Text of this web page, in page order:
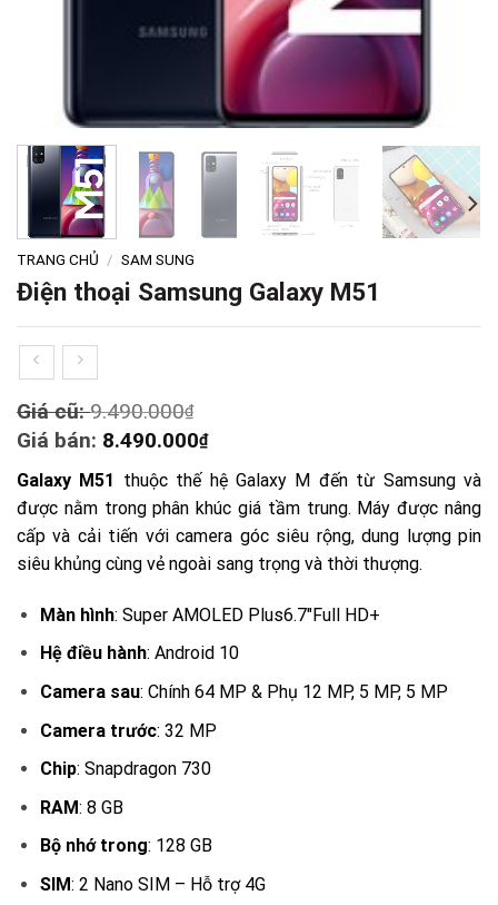
TRANG CHỦ / SAM SUNG
Điện thoại Samsung Galaxy M51
Giá cũ:9.490.000₫
price
was:
9.490.000₫.
Giá bán: 8.490.000₫Current
price
is:
8.490.000₫.
Galaxy M51 thuộc thế hệ Galaxy M đến từ Samsung và
được nằm trong phân khúc giá tầm trung. Máy được nâng
cấp và cải tiến với camera góc siêu rộng, dung lượng pin
siêu khủng cùng vẻ ngoài sang trọng và thời thượng.
Màn hình: Super AMOLED Plus6.7″Full HD+
Hệ điều hành: Android 10
Camera sau: Chính 64 MP & Phụ 12 MP, 5 MP, 5 MP
Camera trước: 32 MP
Chip: Snapdragon 730
RAM: 8 GB
Bộ nhớ trong: 128 GB
SIM: 2 Nano SIM – Hỗ trợ 4G